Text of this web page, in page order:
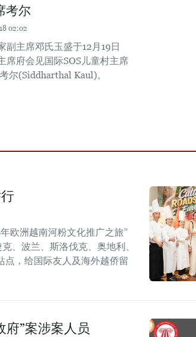
考尔
02:02
副主席邓氏玉盛于12月19日
席府会见国际SOS儿童村主席
尔(Siddharthal Kaul)。
欧洲越南河粉文化推广之旅”
、波兰、斯洛伐克、奥地利、
点，给国际友人及海外越侨留
府”案涉案人员